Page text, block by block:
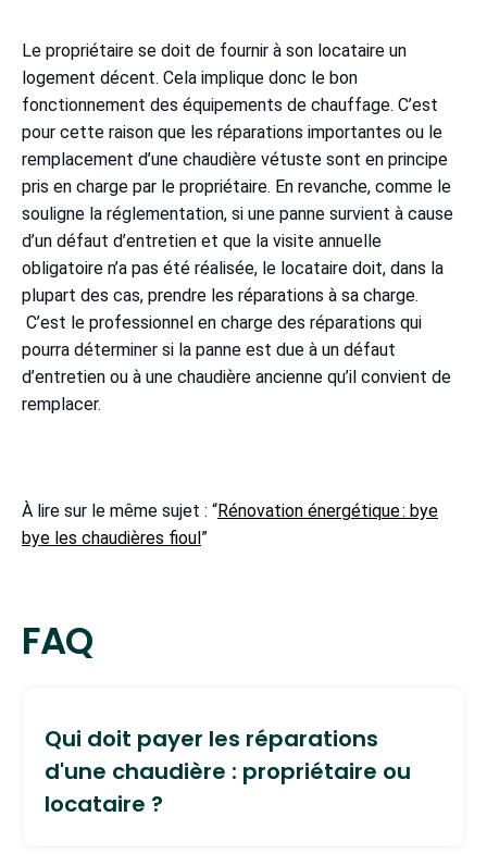
Le propriétaire se doit de fournir à son locataire un
logement décent. Cela implique donc le bon
fonctionnement des équipements de chauffage. C’est
pour cette raison que les réparations importantes ou le
remplacement d’une chaudière vétuste sont en principe
pris en charge par le propriétaire. En revanche, comme le
souligne la réglementation, si une panne survient à cause
d’un défaut d’entretien et que la visite annuelle
obligatoire n’a pas été réalisée, le locataire doit, dans la
plupart des cas, prendre les réparations à sa charge.
C’est le professionnel en charge des réparations qui
pourra déterminer si la panne est due à un défaut
d’entretien ou à une chaudière ancienne qu’il convient de
remplacer.
À lire sur le même sujet : “Rénovation énergétique : bye
bye les chaudières fioul ”
FAQ
Qui doit payer les réparations
d'une chaudière : propriétaire ou
locataire ?